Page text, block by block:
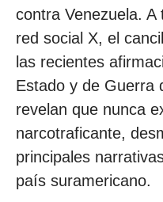
contra Venezuela.
red social X, el
las recientes
Estado y de Guerra
revelan que nunca
narcotraficante,
principales
país suramericano.